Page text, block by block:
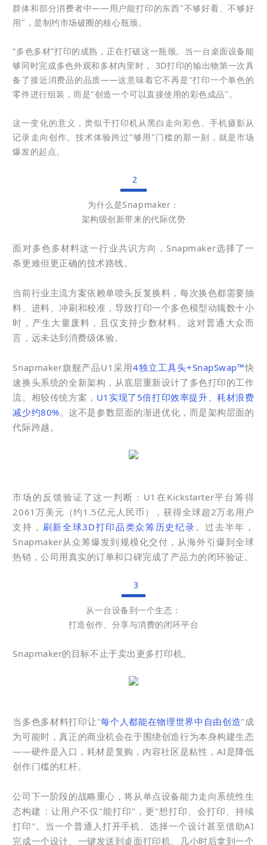
群体和部分消费者中——用户能打印的东西"不够好看、不够好
用"，是制约市场破圈的核心瓶颈。
“多色多材”打印的成熟，正在打破这一瓶颈。当一台桌面设备能
够同时完成多色外观和多材内里时， 3D打印的输出物第一次具
备了接近消费品的品质——这意味着它不再是"打印一个单色的
零件进行组装，而是"创造一个可以直接使用的彩色成品"。
这一变化的意义，类似于打印机从黑白走向彩色、手机摄影从
记录走向创作。技术体验跨过"够用"门槛的那一刻，就是市场
爆发的起点。
2
为什么是Snapmaker：
架构级创新带来的代际优势
面对多色多材料这一行业共识方向，Snapmaker选择了一
条更难但更正确的技术路线。
当前行业主流方案依赖单喷头反复换料，每次换色都需要抽
料、进料、冲刷和校准，导致打印一个多色模型动辄数十小
时，产生大量废料，且仅支持少数材料。这对普通大众而
言，远未达到消费级体验。
Snapmaker旗舰产品U1采用4独立工具头+SnapSwap™快
速换头系统的全新架构，从底层重新设计了多色打印的工作
流。相较传统方案， U1实现了5倍打印效率提升、耗材浪费
减少约80%。这不是参数层面的渐进优化，而是架构层面的
代际跨越。
市场的反馈验证了这一判断：U1在Kickstarter平台筹得
2061万美元（约1.5亿元人民币），获得全球超2万名用户
支持， 刷新全球3D打印品类众筹历史纪录。过去半年，
Snapmaker从众筹爆发到规模化交付，从海外引爆到全球
热销，公司用真实的订单和口碑完成了产品力的闭环验证。
3
从一台设备到一个生态：
打造创作、分享与消费的闭环平台
Snapmaker的目标不止于卖出更多打印机。
当多色多材料打印让"每个人都能在物理世界中自由创造"成
为可能时，真正的商业机会在于围绕创造行为本身构建生态
——硬件是入口，耗材是复购，内容社区是粘性，AI是降低
创作门槛的杠杆。
公司下一阶段的战略重心，将从单点设备能力走向系统性生
态构建：让用户不仅"能打印"，更"想打印、会打印、持续
打印"。当一个普通人打开手机、选择一个设计甚至借助AI
完成一个设计、一键发送到桌面打印机、几小时后拿到一个